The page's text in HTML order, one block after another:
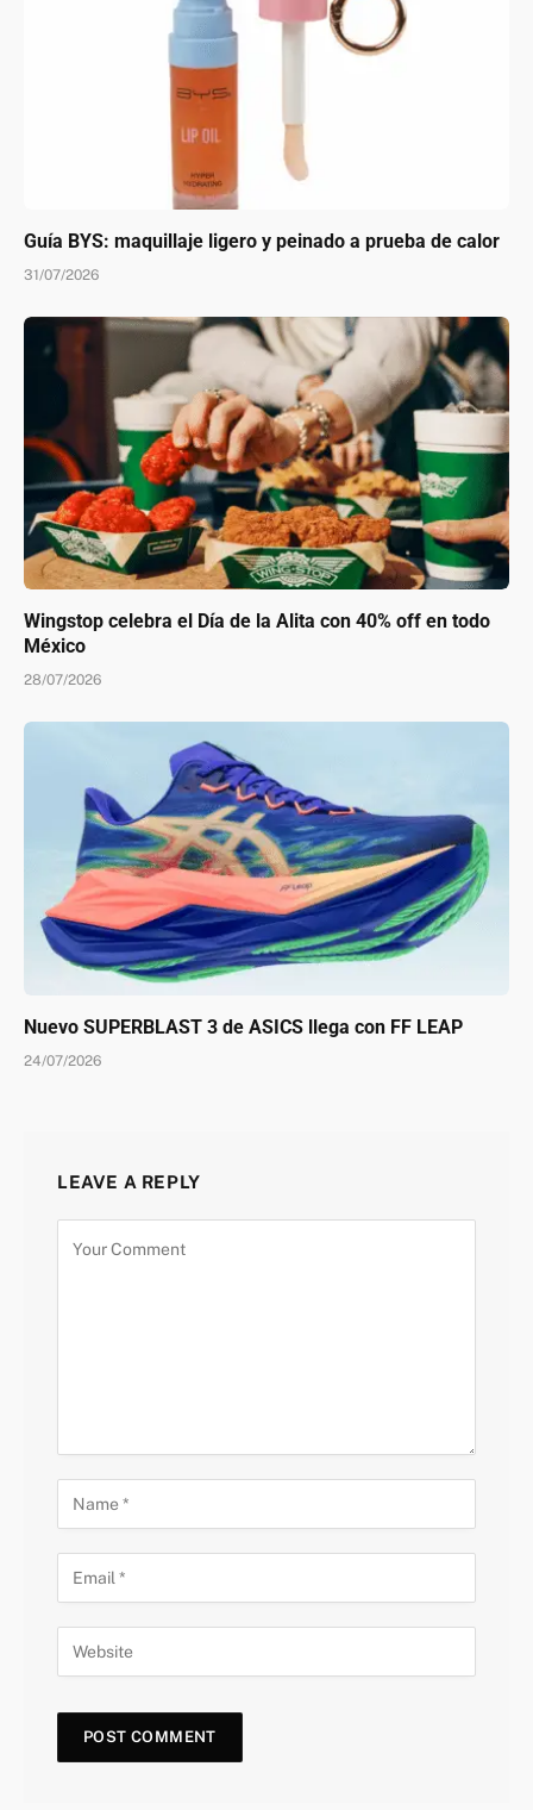
Guía BYS: maquillaje ligero y peinado a prueba de calor
31/07/2026
Wingstop celebra el Día de la Alita con 40% off en todo
México
28/07/2026
Nuevo SUPERBLAST 3 de ASICS llega con FF LEAP
24/07/2026
LEAVE A REPLY